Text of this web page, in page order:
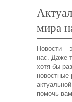
мира
Новости –
нас. Даже
хотя бы
новостные
помочь